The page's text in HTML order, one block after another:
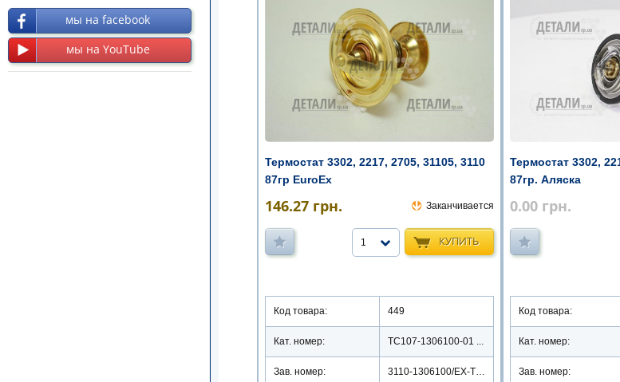
Термостат 3302, 2217, 2705, 31105, 3110
87гр EuroEx
146.27 грн. Заканчивается
КУПИТЬ
1
Код товара: 449
Кат. номер: ТС107-1306100-01 ...
Зав. номер: 3110-1306100/ЕХ-ТМ3110-87
Термостат 3302,
87гр. Аляска
0.00 грн.
Код товара:
Кат. номер:
Зав. номер:
мы на facebook
мы на YouTube